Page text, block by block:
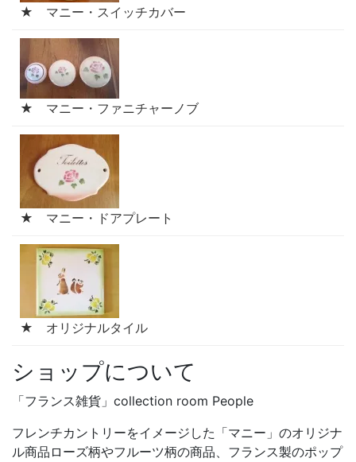
★ マニー・スイッチカバー
★ マニー・ファニチャーノブ
★ マニー・ドアプレート
★ オリジナルタイル
ショップについて
「フランス雑貨」collection room People
フレンチカントリーをイメージした「マニー」のオリジナ
ル商品ローズ柄やフルーツ柄の商品、フランス製のポップ